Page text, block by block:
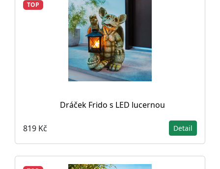
TOP
Dráček Frido s LED lucernou
819 Kč Detail